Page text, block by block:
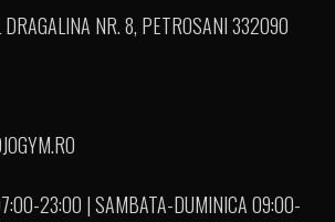
DRAGALINA NR. 8, PETROSANI 332090
23:00 | SAMBATA-DUMINICA 09:00-